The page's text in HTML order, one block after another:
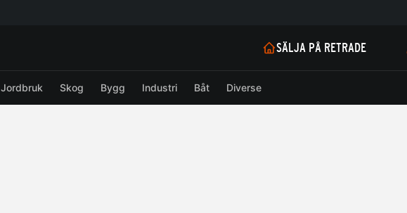
SÄLJA PÅ RETRADE
Jordbruk Skog Bygg Industri Båt Diverse